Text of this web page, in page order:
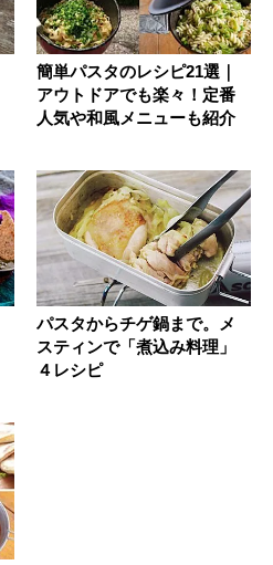
簡単パスタのレシピ21選｜
アウトドアでも楽々！定番
人気や和風メニューも紹介
パスタからチゲ鍋まで。メ
スティンで「煮込み料理」
４レシピ